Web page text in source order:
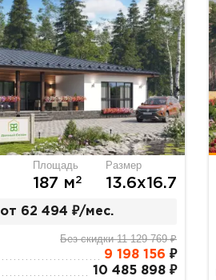
Площадь
187 м2
Размер
13.6х16.7
от 62 494 ₽/мес.
Без скидки 11 129 769 ₽
9 198 156 ₽
10 485 898 ₽